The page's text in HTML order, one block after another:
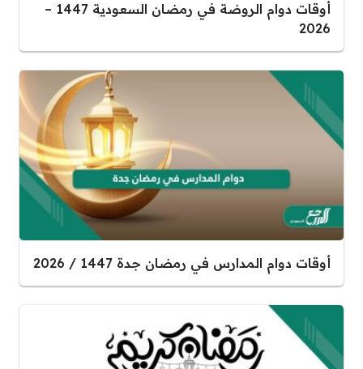
أوقات دوام الروضة في رمضان السعودية 1447 –
2026
أوقات دوام المدارس في رمضان جدة 1447 / 2026